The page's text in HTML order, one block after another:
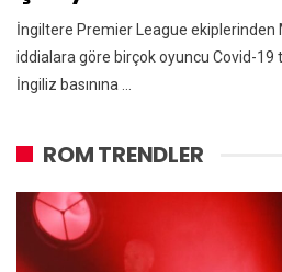
İngiltere Premier League ekiplerinden
iddialara göre birçok oyuncu Covid-19
İngiliz basınına ...
ROM TRENDLER